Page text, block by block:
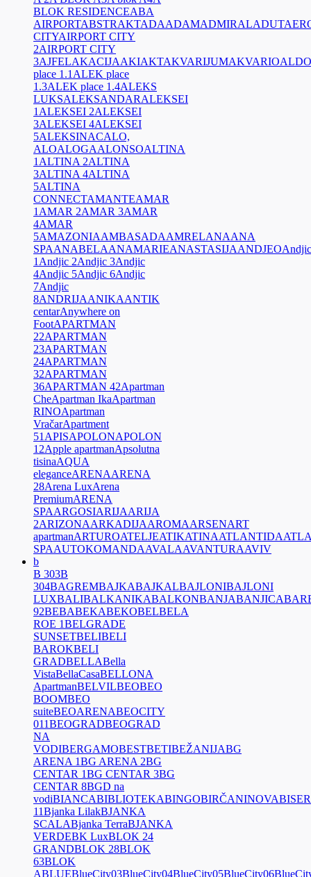
BLOK RESIDENCEABA
AIRPORTABSTRAKTADAADAMADMIRALADUT
CITYAIRPORT CITY
2AIRPORT CITY
3AJFELAKACIJAAKIAKTAKVARIJUMAKVARIOALDO
place 1.1 ALEK place
1.3ALEK place 1.4ALEKS
LUKSALEKSANDARALEKSEI
1 ALEKSEI 2ALEKSEI
3ALEKSEI 4ALEKSEI
5ALEKSINACALO,
ALOALOGAALONSOALTINA
1 ALTINA 2ALTINA
3ALTINA 4ALTINA
5ALTINA
CONNECTAMANTEAMAR
1 AMAR 2AMAR 3AMAR
4AMAR
5AMAZONIAAMBASADAAMRELANAANA
SPAANABELAANAMARIEANASTASIJAANDJEOAndjic
1 Andjic 2Andjic 3Andjic
4Andjic 5Andjic 6Andjic
7Andjic
8ANDRIJAANIKAANTIK
centarAnywhere on
FootAPARTMAN
22APARTMAN
23APARTMAN
24APARTMAN
32APARTMAN
36APARTMAN 42Apartman
CheApartman IkaApartman
RINOApartman
VračarApartment
51 APISAPOLONAPOLON
12Apple apartmanApsolutna
tisinaAQUA
eleganceARENAARENA
28Arena LuxArena
PremiumARENA
SPAARGOSIARIJAARIJA
2ARIZONAARKADIJAAROMAARSENART
apartmanARTUROATELJEATIKATINAATLANTIDA
SPAAUTOKOMANDAAVALAAVANTURAAVIV
b
B 303B
304BAGREMBAJKABAJKALBAJLONIBAJLONI
LUXBALIBALKANIKABALKONBANJABANJICA
92BEBABEKABEKOBELBELA
ROE 1BELGRADE
SUNSETBELIBELI
BAROKBELI
GRADBELLABella
VistaBellaCasaBELLONA
ApartmanBELVILBEOBEO
BOOMBEO
suiteBEOARENABEOCITY
011BEOGRADBEOGRAD
NA
VODIBERGAMOBESTBETIBEŽANIJABG
ARENA 1BG ARENA 2BG
CENTAR 1BG CENTAR 3BG
CENTAR 8BGD na
vodiBIANCABIBLIOTEKABINGOBIRČANINOVABISER
11Bjanka LilakBJANKA
SCALABjanka TerraBJANKA
VERDEBK LuxBLOK 24
GRANDBLOK 28BLOK
63BLOK
ABLUEBlueCity03BlueCity04BlueCity05BlueCity06